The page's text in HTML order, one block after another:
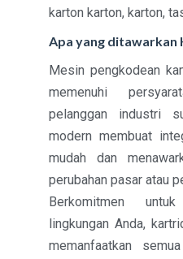
karton karton, karton,
Apa yang ditawarkan
Mesin pengkodean
memenuhi
pelanggan industri
modern membuat
mudah dan
perubahan pasar atau
Berkomitmen
lingkungan Anda,
memanfaatkan